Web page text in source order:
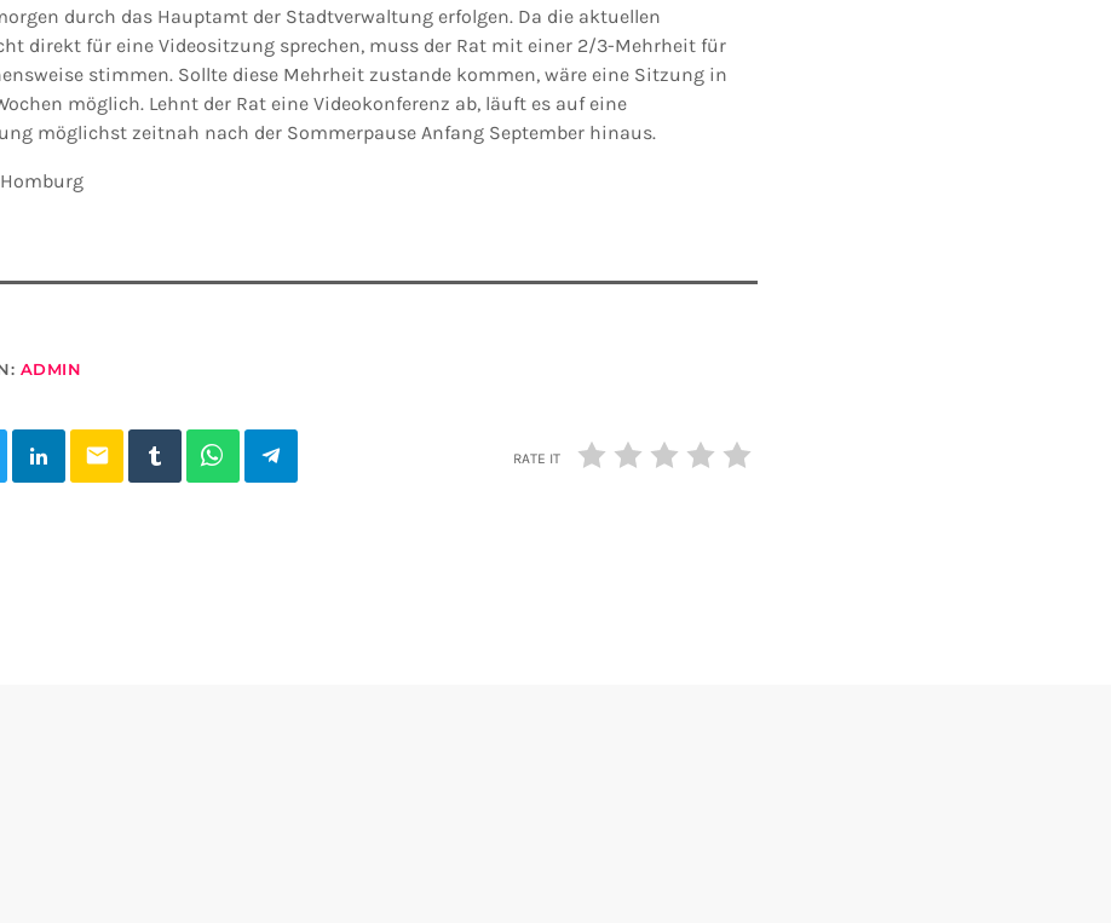
durch das Hauptamt der Stadtverwaltung erfolgen. Da die aktuellen
direkt für eine Videositzung sprechen, muss der Rat mit einer 2/3-Mehrheit für
stimmen. Sollte diese Mehrheit zustande kommen, wäre eine Sitzung in
möglich. Lehnt der Rat eine Videokonferenz ab, läuft es auf eine
möglichst zeitnah nach der Sommerpause Anfang September hinaus.
ADMIN
email RATE IT